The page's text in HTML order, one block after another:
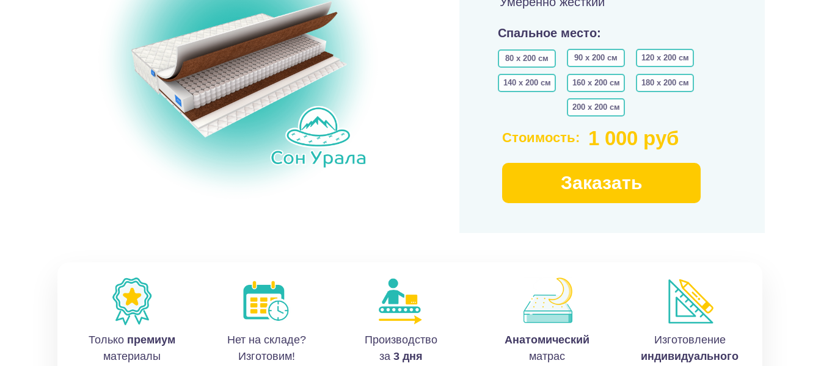
80 х 200 см 90 х 200 см 120 х 200 см
140 х 200 см 160 х 200 см 180 х 200 см
200 х 200 см
Спальное место:
Стоимость: 1 000 руб
Заказать
Анатомический
матрас
Изготовление
индивидуального
Производство
за 3 дня
Только премиум
материалы
Нет на складе?
Изготовим!